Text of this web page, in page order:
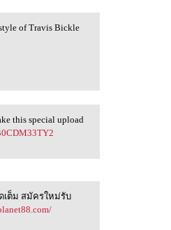
of Travis Bickle
this special upload
เต็ม สมัครใหม่รับ